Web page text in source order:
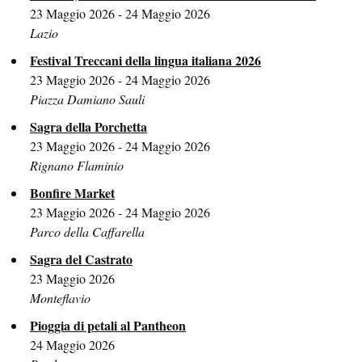
23 Maggio 2026 - 24 Maggio 2026
Lazio
Festival Treccani della lingua italiana 2026
23 Maggio 2026 - 24 Maggio 2026
Piazza Damiano Sauli
Sagra della Porchetta
23 Maggio 2026 - 24 Maggio 2026
Rignano Flaminio
Bonfire Market
23 Maggio 2026 - 24 Maggio 2026
Parco della Caffarella
Sagra del Castrato
23 Maggio 2026
Monteflavio
Pioggia di petali al Pantheon
24 Maggio 2026